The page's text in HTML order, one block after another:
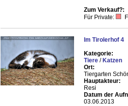
Zum Verkauf?:
Für Private:
Im Tirolerhof 4
Kategorie:
Tiere / Katzen
Ort:
Tiergarten
Hauptakteur:
Resi
Datum der
03.06.2013